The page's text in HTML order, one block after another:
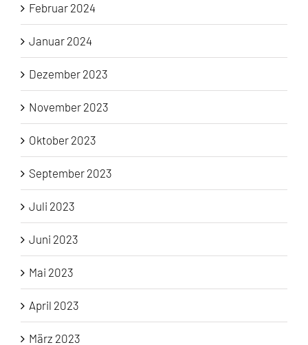
Februar 2024
Januar 2024
Dezember 2023
November 2023
Oktober 2023
September 2023
Juli 2023
Juni 2023
Mai 2023
April 2023
März 2023